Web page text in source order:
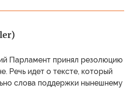
Парламент принял резолюцию
Речь идет о тексте, который
слова поддержки нынешнему